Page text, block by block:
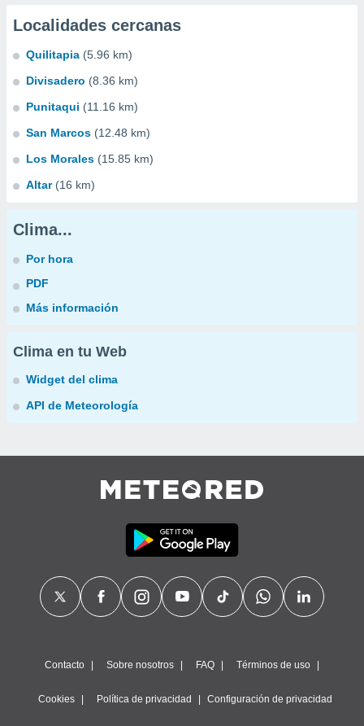
Localidades cercanas
Quilitapia (5.96 km)
Divisadero (8.36 km)
Punitaqui (11.16 km)
San Marcos (12.48 km)
Los Morales (15.85 km)
Altar (16 km)
Clima...
Por hora
PDF
Más información
Clima en tu Web
Widget del clima
API de Meteorología
Contacto Sobre nosotros FAQ Términos de uso
Cookies Política de privacidad Configuración de privacidad